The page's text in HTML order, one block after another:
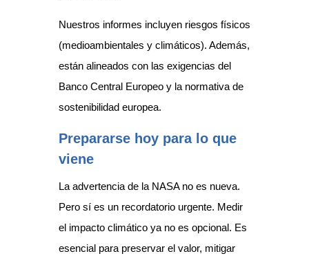
Nuestros informes incluyen riesgos físicos
(medioambientales y climáticos). Además,
están alineados con las exigencias del
Banco Central Europeo y la normativa de
sostenibilidad europea.
Prepararse hoy para lo que
viene
La advertencia de la NASA no es nueva.
Pero sí es un recordatorio urgente. Medir
el impacto climático ya no es opcional. Es
esencial para preservar el valor, mitigar